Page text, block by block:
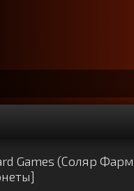
Games (Соляр